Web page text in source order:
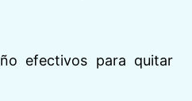
efectivos para quitar